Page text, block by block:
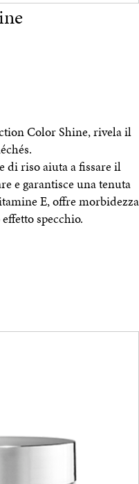
Color Shine, rivela il
di riso aiuta a fissare il
e garantisce una tenuta
E, offre morbidezza
specchio.